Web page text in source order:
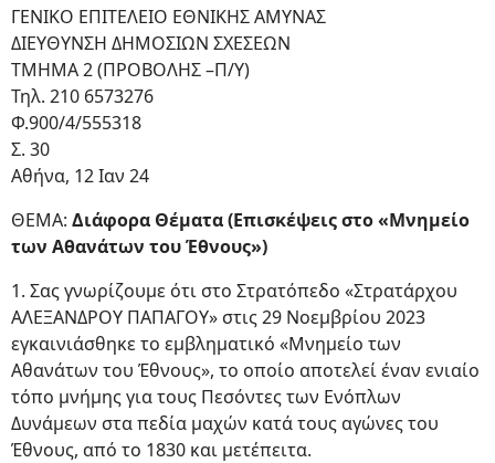
ΓΕΝΙΚΟ ΕΠΙΤEΛΕΙΟ ΕΘΝΙΚΗΣ ΑΜΥΝΑΣ
ΔΙΕΥΘΥΝΣΗ ΔΗΜΟΣΙΩΝ ΣΧΕΣΕΩΝ
ΤΜΗΜΑ 2 (ΠΡΟΒΟΛΗΣ –Π/Υ)
Τηλ. 210 6573276
Φ.900/4/555318
Σ. 30
Αθήνα, 12 Ιαν 24
ΘΕΜΑ: Διάφορα Θέματα (Επισκέψεις στο «Μνημείο
των Αθανάτων του Έθνους»)
1. Σας γνωρίζουμε ότι στο Στρατόπεδο «Στρατάρχου
ΑΛΕΞΑΝΔΡΟΥ ΠΑΠΑΓΟΥ» στις 29 Νοεμβρίου 2023
εγκαινιάσθηκε το εμβληματικό «Μνημείο των
Αθανάτων του Έθνους», το οποίο αποτελεί έναν ενιαίο
τόπο μνήμης για τους Πεσόντες των Ενόπλων
Δυνάμεων στα πεδία μαχών κατά τους αγώνες του
Έθνους, από το 1830 και μετέπειτα.